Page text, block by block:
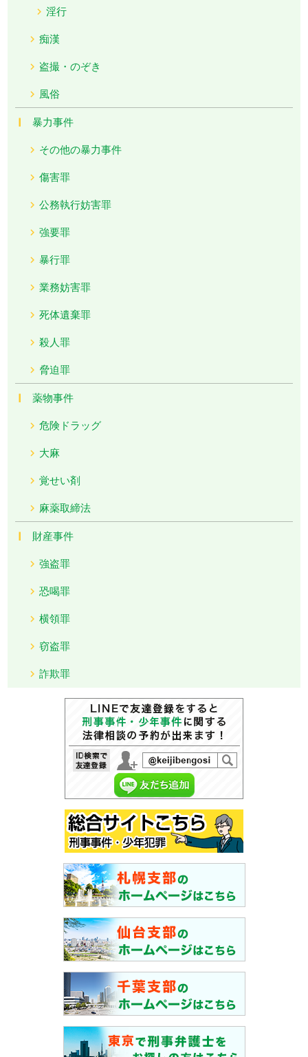
淫行
痴漢
盗撮・のぞき
風俗
暴力事件
その他の暴力事件
傷害罪
公務執行妨害罪
強要罪
暴行罪
業務妨害罪
死体遺棄罪
殺人罪
脅迫罪
薬物事件
危険ドラッグ
大麻
覚せい剤
麻薬取締法
財産事件
強盗罪
恐喝罪
横領罪
窃盗罪
詐欺罪